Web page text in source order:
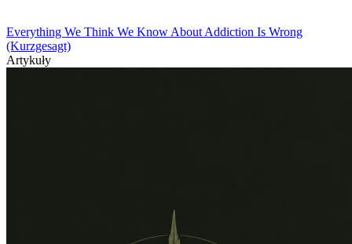
Everything We Think We Know About Addiction Is Wrong
(Kurzgesagt)
Artykuły